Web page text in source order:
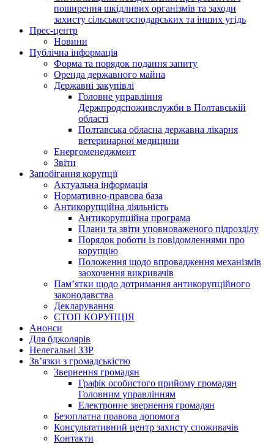
поширення шкідливих організмів та заходи
захисту сільськогосподарських та інших угідь
Прес-центр
Новини
Публічна інформація
Форма та порядок подання запиту
Оренда державного майна
Державні закупівлі
Головне управління
Держпродспоживслужби в Полтавській
області
Полтавська обласна державна лікарня
ветеринарної медицини
Енергоменеджмент
Звіти
Запобігання корупції
Актуальна інформація
Нормативно-правова база
Антикорупційна діяльність
Антикорупційна програма
Плани та звіти уповноваженого підрозділу
Порядок роботи із повідомленнями про
корупцію
Положення щодо впровадження механізмів
заохочення викривачів
Пам’ятки щодо дотримання антикорупційного
законодавства
Декларування
СТОП КОРУПЦІЯ
Анонси
Для бджолярів
Нелегальні ЗЗР
Зв’язки з громадськістю
Звернення громадян
Графік особистого прийому громадян
Головним управлінням
Електронне звернення громадян
Безоплатна правова допомога
Консультативний центр захисту споживачів
Контакти